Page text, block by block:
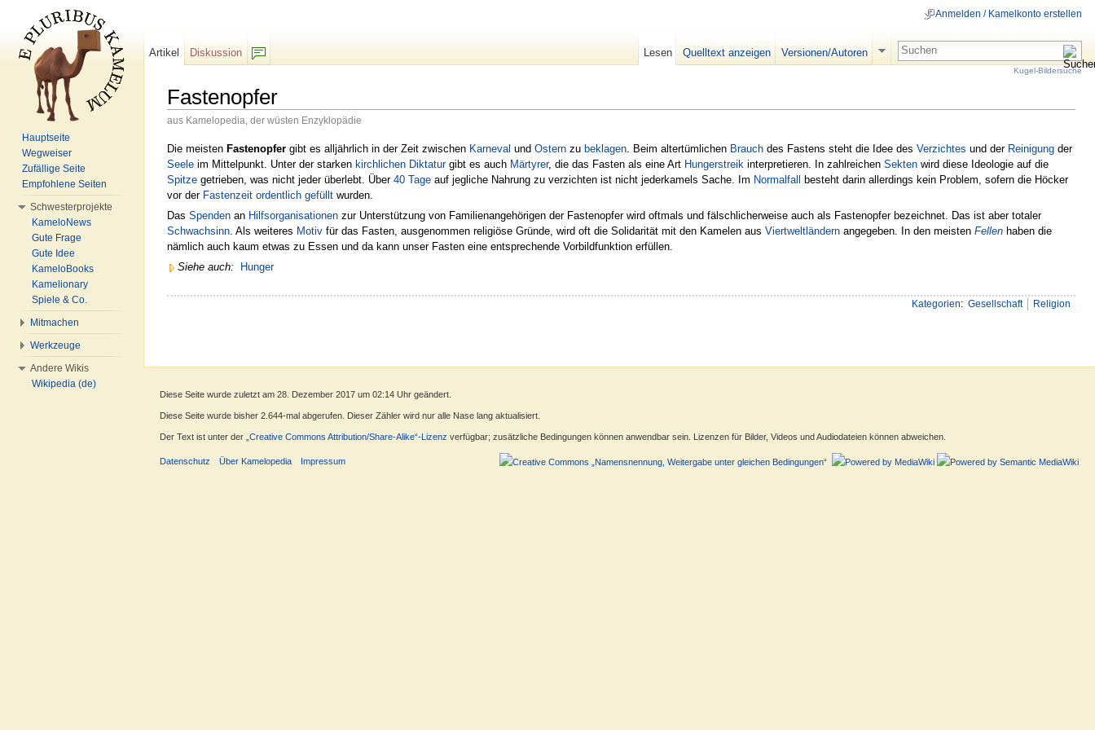
Fastenopfer
aus Kamelopedia, der wüsten Enzyklopädie
Die meisten Fastenopfer gibt es alljährlich in der Zeit zwischen Karneval und Ostern zu beklagen . Beim altertümlichen Brauch des Fastens steht die Idee des Verzichtes und der Reinigung der
Seele im Mittelpunkt. Unter der starken kirchlichen Diktaturgibt es auch Märtyrer, die das Fasten als eine Art Hungerstreik interpretieren. In zahlreichen Sekten wird diese Ideologie auf die
Spitze getrieben, was nicht jeder überlebt. Über 40 Tage auf jegliche Nahrung zu verzichten ist nicht jederkamels Sache. Im Normalfall besteht darin allerdings kein Problem, sofern die Höcker
vor der Fastenzeit ordentlich gefüllt wurden.
Das Spenden an Hilfsorganisationen zur Unterstützung von Familienangehörigen der Fastenopfer wird oftmals und fälschlicherweise auch als Fastenopfer bezeichnet. Das ist aber totaler
Schwachsinn . Als weiteres Motiv für das Fasten, ausgenommen religiöse Gründe, wird oft die Solidarität mit den Kamelen aus Viertweltländern angegeben. In den meisten Fellen haben die
nämlich auch kaum etwas zu Essen und da kann unser Fasten eine entsprechende Vorbildfunktion erfüllen.
Siehe auch:
Hunger
Kategorien: Gesellschaft Religion
Anmelden / Kamelkonto erstellen
Artikel
Diskussion
Lesen Quelltext anzeigen Versionen/Autoren
Kugel-Bildersuche
Hauptseite
Wegweiser
Zufällige Seite
Empfohlene Seiten
Schwesterprojekte
KameloNews
Gute Frage
Gute Idee
KameloBooks
Kamelionary
Spiele & Co.
Mitmachen
Werkzeuge
Andere Wikis
Wikipedia (de)
Diese Seite wurde zuletzt am 28. Dezember 2017 um 02:14 Uhr geändert.
Diese Seite wurde bisher 2.644-mal abgerufen. Dieser Zähler wird nur alle Nase lang aktualisiert.
Der Text ist unter der „Creative Commons Attribution/Share-Alike“-Lizenz verfügbar; zusätzliche Bedingungen können anwendbar sein. Lizenzen für Bilder, Videos und Audiodateien können abweichen.
Datenschutz Über Kamelopedia Impressum